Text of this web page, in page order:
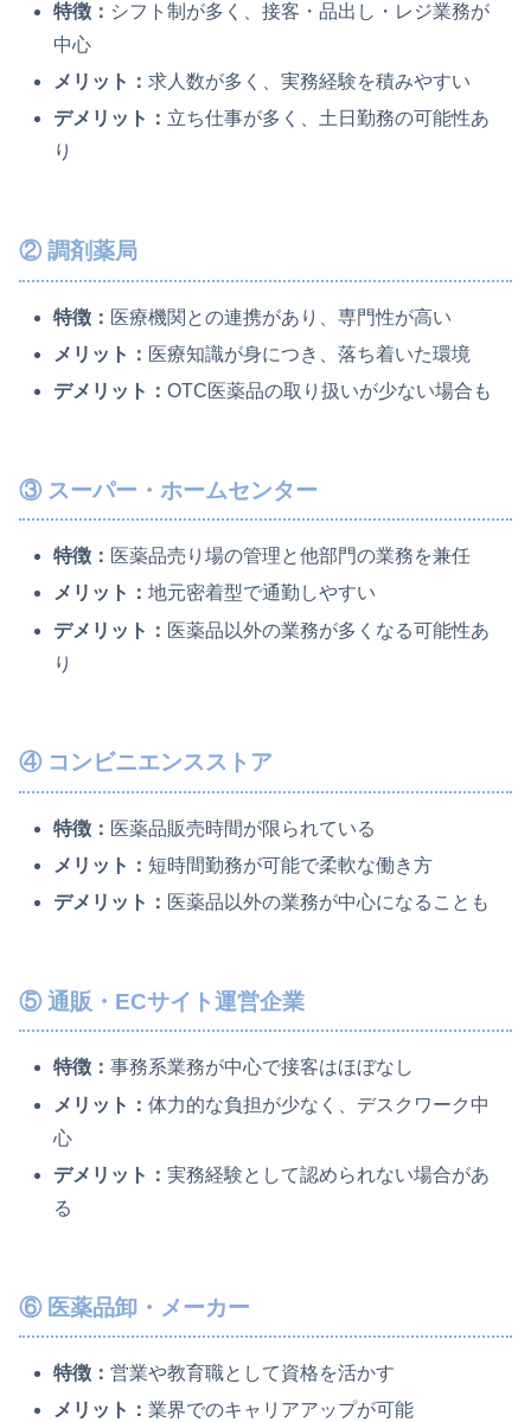
特徴： シフト制が多く、接客・品出し・レジ業務が
中心
メリット：求人数が多く、実務経験を積みやすい
デメリット： 立ち仕事が多く、土日勤務の可能性あ
り
② 調剤薬局
特徴： 医療機関との連携があり、専門性が高い
メリット： 医療知識が身につき、落ち着いた環境
デメリット：OTC医薬品の取り扱いが少ない場合も
③ スーパー・ホームセンター
特徴： 医薬品売り場の管理と他部門の業務を兼任
メリット：地元密着型で通勤しやすい
デメリット： 医薬品以外の業務が多くなる可能性あ
り
④ コンビニエンスストア
特徴： 医薬品販売時間が限られている
メリット：短時間勤務が可能で柔軟な働き方
デメリット： 医薬品以外の業務が中心になることも
⑤ 通販・ECサイト運営企業
特徴：事務系業務が中心で接客はほぼなし
メリット：体力的な負担が少なく、デスクワーク中
心
デメリット：実務経験として認められない場合があ
る
⑥ 医薬品卸・メーカー
特徴：営業や教育職として資格を活かす
メリット：業界でのキャリアアップが可能